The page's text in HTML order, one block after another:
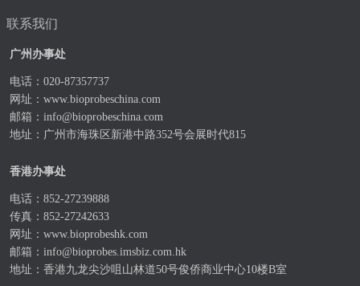
联系我们
广州办事处
电话：020-87357737
网址： www.bioprobeschina.com
邮箱： info@bioprobeschina.com
地址：广州市海珠区新港中路352号会展时代815
香港办事处
电话：852-27239888
传真：852-27242633
网址： www.bioprobeshk.com
邮箱： info@bioprobes.imsbiz.com.hk
地址：香港九龙尖沙咀山林道50号俊侨商业中心10楼B室